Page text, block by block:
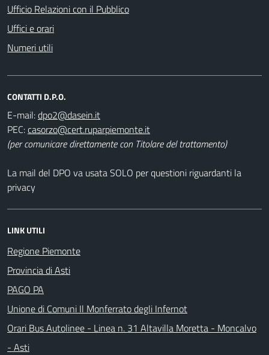
Ufficio Relazioni con il Pubblico
Uffici e orari
Numeri utili
CONTATTI D.P.O.
E-mail:
PEC:
(per comunicare direttamente con Titolare del trattamento)
La mail del DPO va usata SOLO per questioni riguardanti la
privacy
LINK UTILI
Regione Piemonte
Provincia di Asti
PAGO PA
Unione di Comuni Il Monferrato degli Infernot
Orari Bus Autolinee - Linea n. 31 Altavilla Moretta - Moncalvo
- Asti